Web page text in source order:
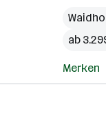
ab
Merken